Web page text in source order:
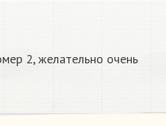
2, желательно очень